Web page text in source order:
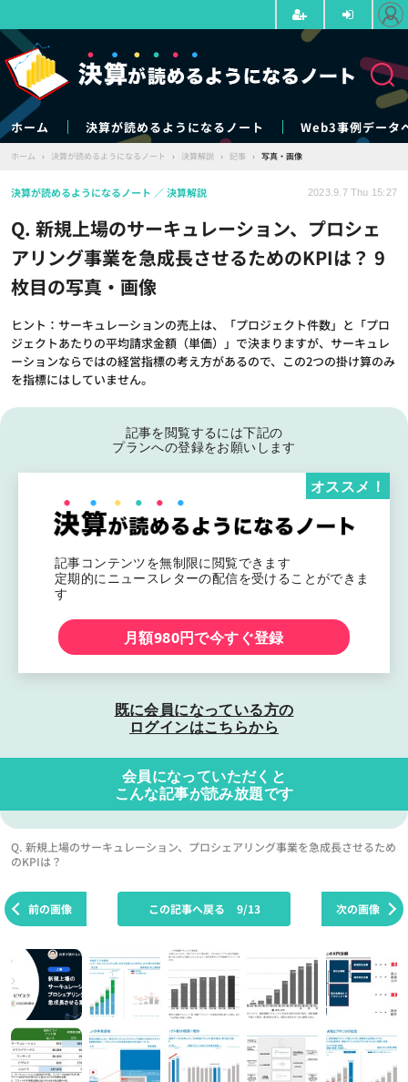
ホーム 決算が読めるようになるノート Web3事例データ
ホーム › 決算が読めるようになるノート › 決算解説 › 記事 › 写真・画像
Q. 新規上場のサーキュレーション、プロシェ
アリング事業を急成長させるためのKPIは？ 9
枚目の写真・画像
ヒント：サーキュレーションの売上は、「プロジェクト件数」と「プロ
ジェクトあたりの平均請求金額（単価）」で決まりますが、サーキュレ
ーションならではの経営指標の考え方があるので、この2つの掛け算のみ
を指標にはしていません。
決算が読めるようになるノート 決算解説 2023.9.7 Thu 15:27
記事を閲覧するには下記の
プランへの登録をお願いします
記事コンテンツを無制限に閲覧できます
定期的にニュースレターの配信を受けることができま
す
オススメ！
月額980円で今すぐ登録
既に会員になっている方の
ログインはこちらから
会員になっていただくと
こんな記事が読み放題です
Q. 新規上場のサーキュレーション、プロシェアリング事業を急成長させるため
のKPIは？
前の画像 次の画像
この記事へ戻る 9/13